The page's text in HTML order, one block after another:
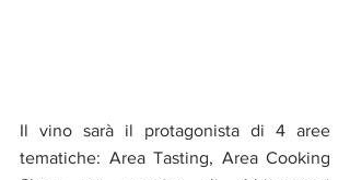
Il vino sarà il protagonista di 4 aree
tematiche: Area Tasting, Area Cooking